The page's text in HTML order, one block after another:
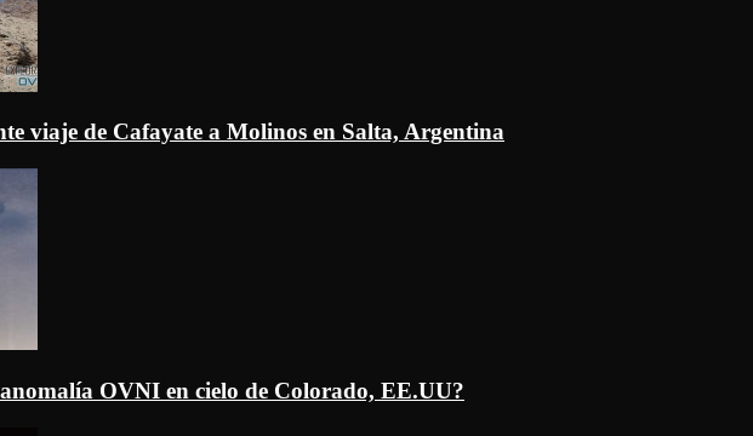
viaje de Cafayate a Molinos en Salta, Argentina
OVNI en cielo de Colorado, EE.UU?